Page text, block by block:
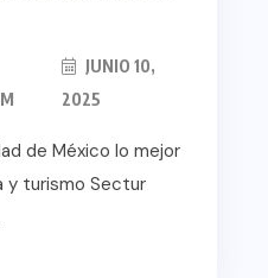
JUNIO 10,
2025
de México lo mejor
y turismo Sectur